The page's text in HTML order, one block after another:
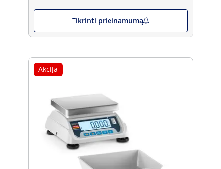
Tikrinti prieinamumą
Akcija